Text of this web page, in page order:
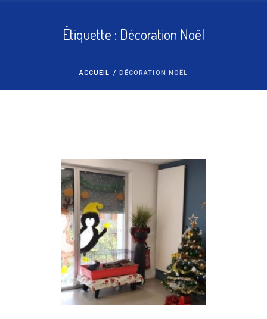
Étiquette : Décoration Noël
ACCUEIL / DÉCORATION NOËL